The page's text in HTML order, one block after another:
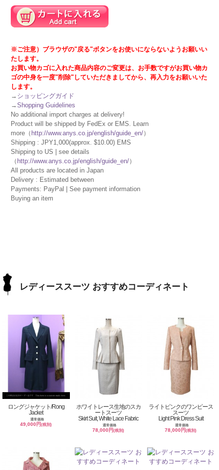
※ご注意）ブラウザの"戻る"ボタンをお使いにならないようお願いい
たします。
お買い物カゴに入れた商品内容のご変更は、お手数ですがお買い物カ
ゴの中身を一度"削除"していただきましてから、再入力をお願いいた
します。
→ ショッピングガイド
→Shopping Guidelines
No additional import charges at delivery!
Product will be shipped by FedEx or EMS. Learn
more（ http://www.anys.co.jp/english/guide_en/）
Shipping : JPY1,000(approx. $10.00) EMS
Shipping to US | see details
（ http://www.anys.co.jp/english/guide_en/）
All products are located in Japan
Delivery : Estimated between
Payments: PayPal | See payment information
Buying an item
レディーススーツ おすすめコーディネート
ロングジャケット/Rong
Jacket
通常価格
49,000円(税別)
ホワイトレース生地のスカ
ートスーツ
Skirt Suit, White Lace Fabric
通常価格
78,000円(税別)
ライトピンクのワンピース
スーツ
Light Pink Dress Suit
通常価格
78,000円(税別)